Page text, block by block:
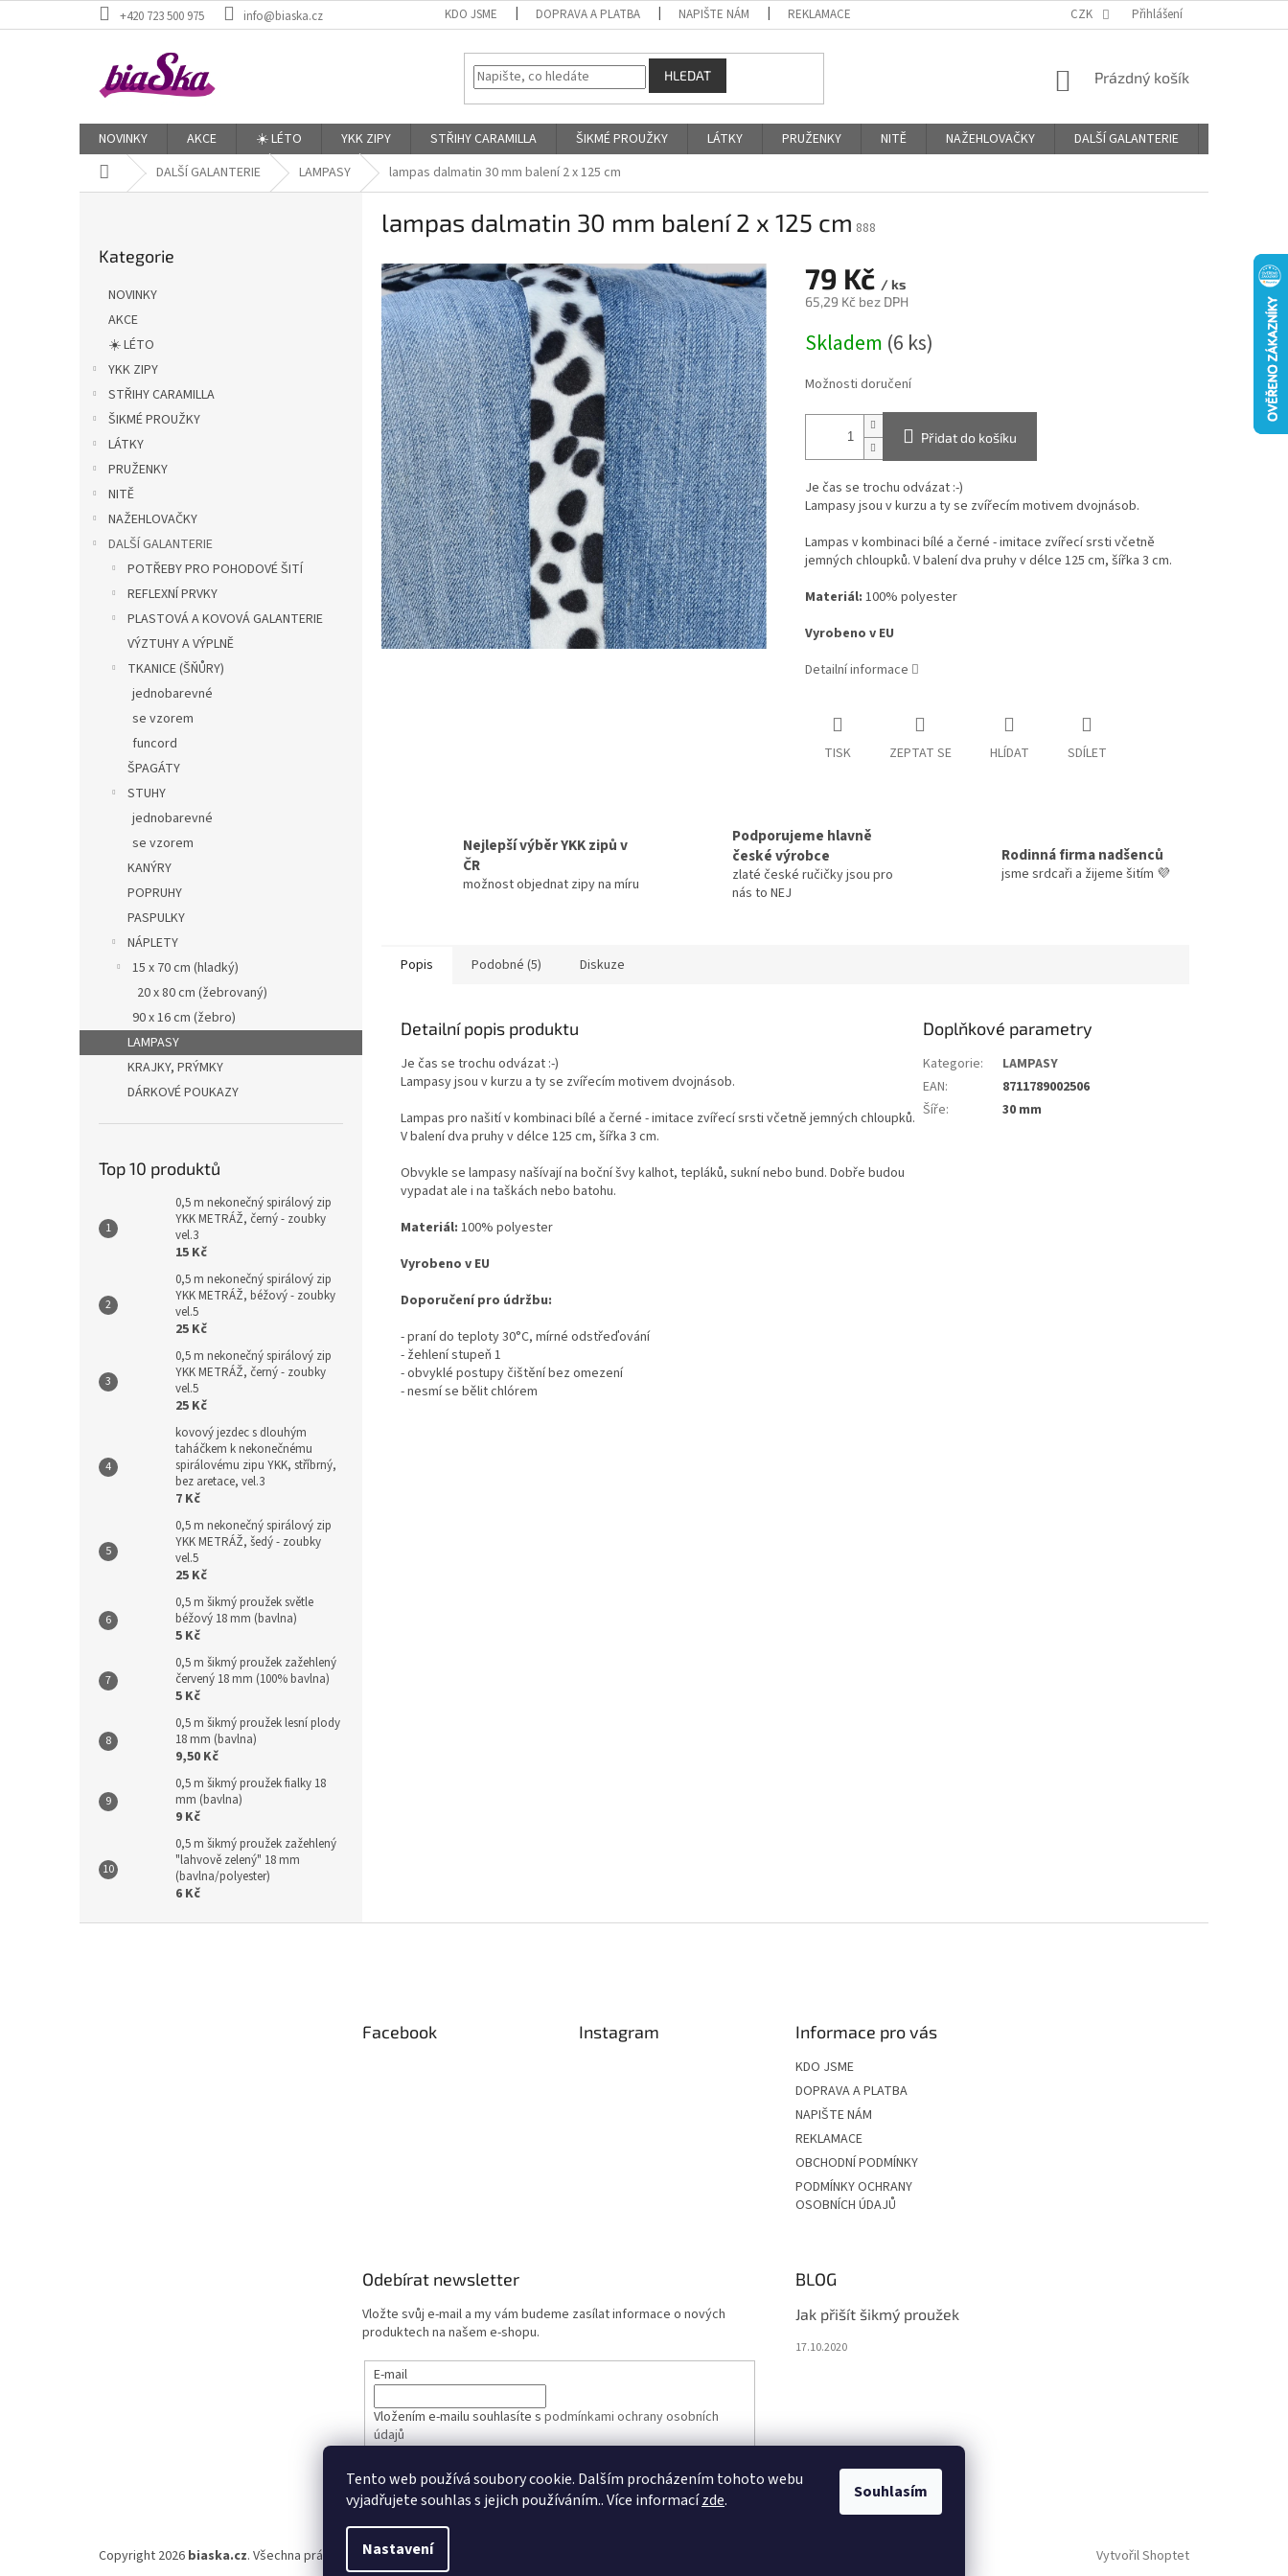
Tento web používá soubory cookie. Dalším procházením tohoto webu
vyjadřujete souhlas s jejich používáním.. Více informacízde.
Nastavení
Souhlasím
na
+420 723 500 975 info@biaska.cz KDO JSME DOPRAVA A PLATBA NAPIŠTE NÁM REKLAMACE PODMÍNKY OCHRANY OSOBNÍCH ÚDAJŮ
CZK Přihlášení
HLEDAT
NÁKUPNÍ
Prázdný košík
NOVINKY AKCE ☀️ LÉTO YKK ZIPY STŘIHY CARAMILLA ŠIKMÉ PROUŽKY LÁTKY PRUŽENKY NITĚ NAŽEHLOVAČKY DALŠÍ GALANTERIE
Domů DALŠÍ GALANTERIE LAMPASY lampas dalmatin 30 mm balení 2 x 125 cm
kategorie
Kategorie
NOVINKY
AKCE
☀️ LÉTO
YKK ZIPY
STŘIHY CARAMILLA
ŠIKMÉ PROUŽKY
LÁTKY
PRUŽENKY
NITĚ
NAŽEHLOVAČKY
DALŠÍ GALANTERIE
POTŘEBY PRO POHODOVÉ ŠITÍ
REFLEXNÍ PRVKY
PLASTOVÁ A KOVOVÁ GALANTERIE
VÝZTUHY A VÝPLNĚ
TKANICE (ŠŇŮRY)
jednobarevné
se vzorem
funcord
ŠPAGÁTY
STUHY
jednobarevné
se vzorem
KANÝRY
POPRUHY
PASPULKY
NÁPLETY
15 x 70 cm (hladký)
20 x 80 cm (žebrovaný)
90 x 16 cm (žebro)
LAMPASY
KRAJKY, PRÝMKY
DÁRKOVÉ POUKAZY
Top 10 produktů
0,5 m nekonečný spirálový zip
YKK METRÁŽ, černý - zoubky
vel.3
15 Kč
0,5 m nekonečný spirálový zip
YKK METRÁŽ, béžový - zoubky
vel.5
25 Kč
0,5 m nekonečný spirálový zip
YKK METRÁŽ, černý - zoubky
vel.5
25 Kč
kovový jezdec s dlouhým
taháčkem k nekonečnému
spirálovému zipu YKK, stříbrný,
bez aretace, vel.3
7 Kč
0,5 m nekonečný spirálový zip
YKK METRÁŽ, šedý - zoubky
vel.5
25 Kč
0,5 m šikmý proužek světle
béžový 18 mm (bavlna)
5 Kč
0,5 m šikmý proužek zažehlený
červený 18 mm (100% bavlna)
5 Kč
0,5 m šikmý proužek lesní plody
18 mm (bavlna)
9,50 Kč
0,5 m šikmý proužek fialky 18
mm (bavlna)
9 Kč
0,5 m šikmý proužek zažehlený
"lahvově zelený" 18 mm
(bavlna/polyester)
6 Kč
lampas dalmatin 30 mm balení 2 x 125 cm 888
79 Kč / ks
65,29 Kč bez DPH
cena:
Skladem (6 ks)
Možnosti doručení
Přidat do košíku
Je čas se trochu odvázat :-)
Lampasy jsou v kurzu a ty se zvířecím motivem dvojnásob.
Lampas v kombinaci bílé a černé - imitace zvířecí srsti včetně
jemných chloupků. V balení dva pruhy v délce 125 cm, šířka 3 cm.
Materiál: 100% polyester
Vyrobeno v EU
Detailní informace
TISK ZEPTAT SE HLÍDAT SDÍLET
Nejlepší výběr YKK zipů v
ČR
možnost objednat zipy na míru
Podporujeme hlavně
české výrobce
zlaté české ručičky jsou pro
nás to NEJ
Rodinná firma nadšenců
jsme srdcaři a žijeme šitím 💜
Popis Podobné (5) Diskuze
Detailní popis produktu
Je čas se trochu odvázat :-)
Lampasy jsou v kurzu a ty se zvířecím motivem dvojnásob.
Lampas pro našití v kombinaci bílé a černé - imitace zvířecí srsti včetně jemných chloupků.
V balení dva pruhy v délce 125 cm, šířka 3 cm.
Obvykle se lampasy našívají na boční švy kalhot, tepláků, sukní nebo bund. Dobře budou
vypadat ale i na taškách nebo batohu.
Materiál: 100% polyester
Vyrobeno v EU
Doporučení pro údržbu:
- praní do teploty 30°C, mírné odstřeďování
- žehlení stupeň 1
- obvyklé postupy čištění bez omezení
- nesmí se bělit chlórem
Doplňkové parametry
Kategorie:
LAMPASY
EAN:
8711789002506
Šíře: 30 mm
Facebook Instagram Informace pro vás
KDO JSME
DOPRAVA A PLATBA
NAPIŠTE NÁM
REKLAMACE
OBCHODNÍ PODMÍNKY
PODMÍNKY OCHRANY
OSOBNÍCH ÚDAJŮ
Odebírat newsletter
Vložte svůj e-mail a my vám budeme zasílat informace o nových
produktech na našem e-shopu.
E-mail
Vložením e-mailu souhlasíte s podmínkami ochrany osobních
údajů
PŘIHLÁSIT SE
BLOG
Jak přišít šikmý proužek
17.10.2020
Vytvořil Shoptet
Copyright 2026 biaska.cz. Všechna práva vyhrazena.Upravit nastavení cookies